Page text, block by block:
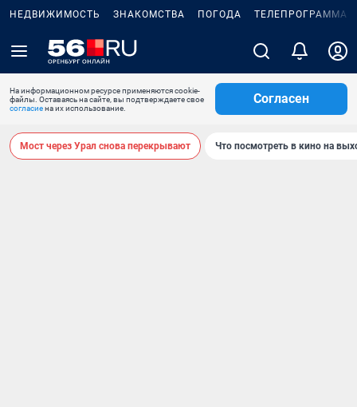
НЕДВИЖИМОСТЬ ЗНАКОМСТВА ПОГОДА ТЕЛЕПРОГРАММА
На информационном ресурсе применяются cookie-
файлы. Оставаясь на сайте, вы подтверждаете свое
согласиена их использование.
Согласен
Мост через Урал снова перекрывают Что посмотреть в кино на